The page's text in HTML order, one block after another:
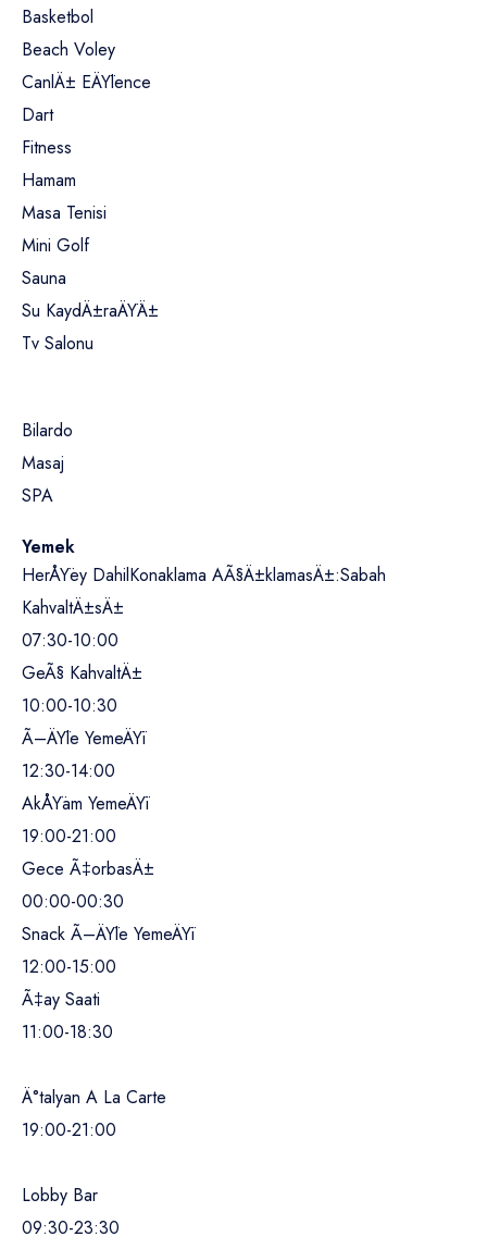
Basketbol
Beach Voley
CanlÄ± EÄŸlence
Dart
Fitness
Hamam
Masa Tenisi
Mini Golf
Sauna
Su KaydÄ±raÄŸÄ±
Tv Salonu
Bilardo
Masaj
SPA
Yemek
HerÅŸey DahilKonaklama AÃ§Ä±klamasÄ±:Sabah
KahvaltÄ±sÄ±
07:30-10:00
GeÃ§ KahvaltÄ±
10:00-10:30
Ã–ÄŸle YemeÄŸi
12:30-14:00
AkÅŸam YemeÄŸi
19:00-21:00
Gece Ã‡orbasÄ±
00:00-00:30
Snack Ã–ÄŸle YemeÄŸi
12:00-15:00
Ã‡ay Saati
11:00-18:30
Ä°talyan A La Carte
19:00-21:00
Lobby Bar
09:30-23:30